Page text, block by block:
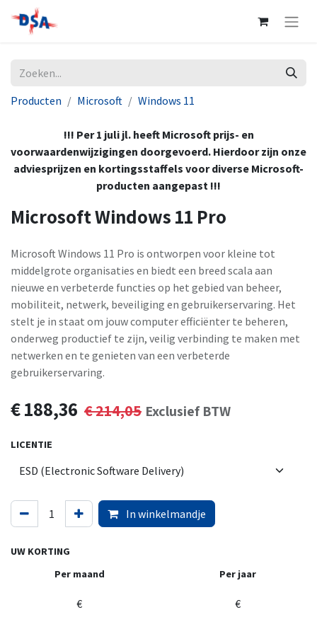
Producten Microsoft Windows 11
!!! Per 1 juli jl. heeft Microsoft prijs- en
voorwaardenwijzigingen doorgevoerd. Hierdoor zijn onze
adviesprijzen en kortingsstaffels voor diverse Microsoft-
producten aangepast !!!
Microsoft Windows 11 Pro
Microsoft Windows 11 Pro is ontworpen voor kleine tot
middelgrote organisaties en biedt een breed scala aan
nieuwe en verbeterde functies op het gebied van beheer,
mobiliteit, netwerk, beveiliging en gebruikerservaring. Het
stelt je in staat om jouw computer efficiënter te beheren,
onderweg productief te zijn, veilig verbinding te maken met
netwerken en te genieten van een verbeterde
gebruikerservaring.
€188,36 €214,05 Exclusief BTW
LICENTIE
In winkelmandje
UW KORTING
Per maand
€
Per jaar
€